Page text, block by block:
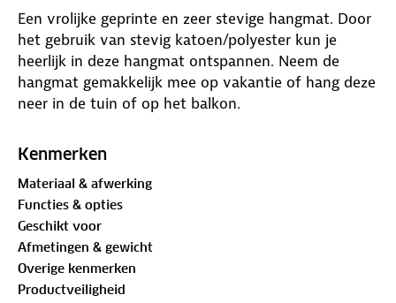
Een vrolijke geprinte en zeer stevige hangmat. Door
het gebruik van stevig katoen/polyester kun je
heerlijk in deze hangmat ontspannen. Neem de
hangmat gemakkelijk mee op vakantie of hang deze
neer in de tuin of op het balkon.
Kenmerken
Materiaal & afwerking
Functies & opties
Geschikt voor
Afmetingen & gewicht
Overige kenmerken
Productveiligheid